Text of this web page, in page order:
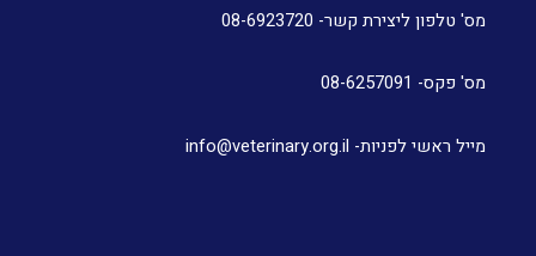
מס' טלפון ליצירת קשר- 08-6923720
מס' פקס- 08-6257091
מייל ראשי לפניות- info@veterinary.org.il